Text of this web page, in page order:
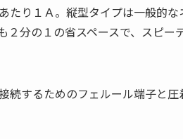
たり１Ａ。縦型タイプは一般的
分の１の省スペースで、スピー
続するためのフェルール端子と圧